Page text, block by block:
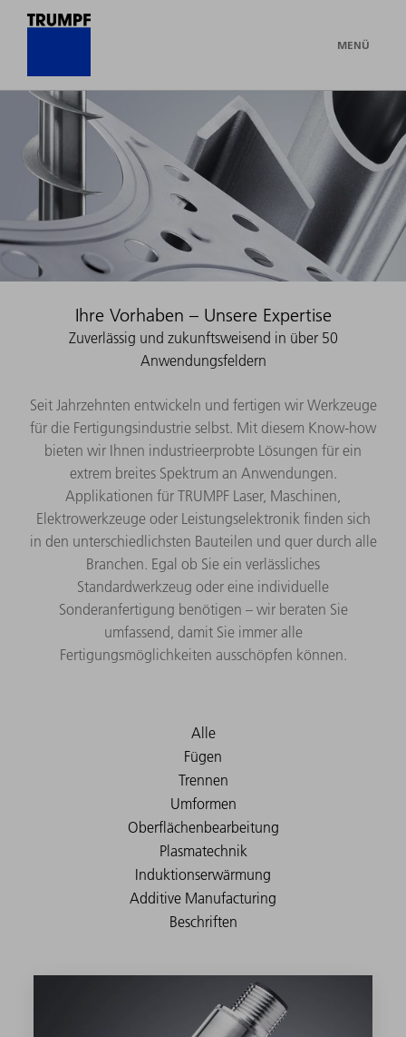
MENÜ
Ihre Vorhaben – Unsere Expertise
Zuverlässig und zukunftsweisend in über 50
Anwendungsfeldern
Seit Jahrzehnten entwickeln und fertigen wir Werkzeuge
für die Fertigungsindustrie selbst. Mit diesem Know-how
bieten wir Ihnen industrieerprobte Lösungen für ein
extrem breites Spektrum an Anwendungen.
Applikationen für TRUMPF Laser, Maschinen,
Elektrowerkzeuge oder Leistungselektronik finden sich
in den unterschiedlichsten Bauteilen und quer durch alle
Branchen. Egal ob Sie ein verlässliches
Standardwerkzeug oder eine individuelle
Sonderanfertigung benötigen – wir beraten Sie
umfassend, damit Sie immer alle
Fertigungsmöglichkeiten ausschöpfen können.